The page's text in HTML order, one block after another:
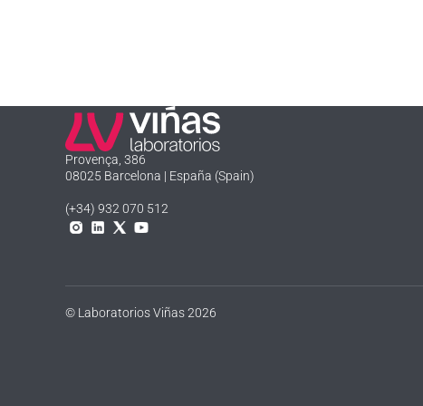
Laboratorios Viñas
Provença, 386
08025 Barcelona | España (Spain)
(+34) 932 070 512
Instagram
Linkedln
X YouTube
© Laboratorios Viñas 2026